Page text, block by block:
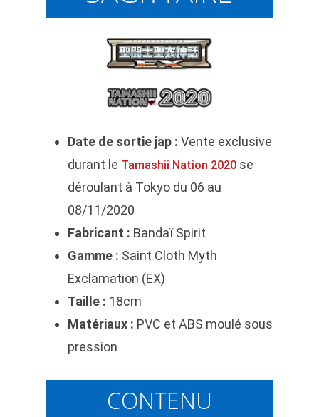
Date de sortie jap : Vente exclusive
durant le Tamashii Nation 2020se
déroulant à Tokyo du 06 au
08/11/2020
Fabricant : Bandaï Spirit
Gamme : Saint Cloth Myth
Exclamation (EX)
Taille : 18cm
Matériaux : PVC et ABS moulé sous
pression
CONTENU